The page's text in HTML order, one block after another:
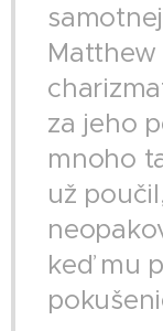
Matthew
za jeho
mnoho
už
keď mu